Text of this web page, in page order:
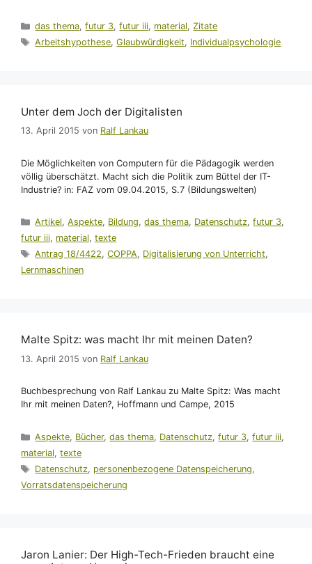
Kategorien
das thema,futur 3,futur iii, material,Zitate
Schlagwörter
Arbeitshypothese,Glaubwürdigkeit, Individualpsychologie
Unter dem Joch der Digitalisten
13. April 2015 von Ralf Lankau
Die Möglichkeiten von Computern für die Pädagogik werden
völlig überschätzt. Macht sich die Politik zum Büttel der IT-
Industrie? in: FAZ vom 09.04.2015, S.7 (Bildungswelten)
Kategorien
Artikel,Aspekte, Bildung,das thema, Datenschutz,futur 3,
futur iii, material, texte
Schlagwörter
Antrag 18/4422,COPPA, Digitalisierung von Unterricht,
Lernmaschinen
Malte Spitz: was macht Ihr mit meinen Daten?
13. April 2015 von Ralf Lankau
Buchbesprechung von Ralf Lankau zu Malte Spitz: Was macht
Ihr mit meinen Daten?, Hoffmann und Campe, 2015
Kategorien
Aspekte, Bücher,das thema, Datenschutz,futur 3,futur iii,
material, texte
Schlagwörter
Datenschutz, personenbezogene Datenspeicherung,
Vorratsdatenspeicherung
Jaron Lanier: Der High-Tech-Frieden braucht eine